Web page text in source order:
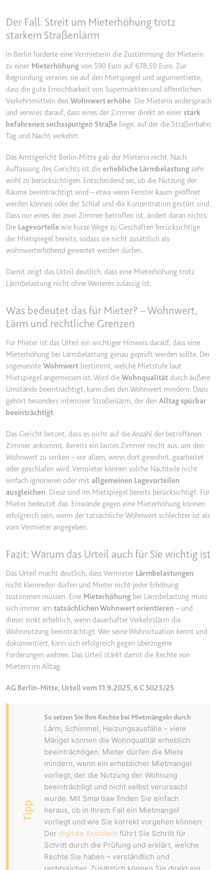
Google Analytics über das Gerät
und das Verhalten des Besuchers
über Geräte und Marketingkanäle
hinweg.
Ablauf:
2 Jahre
Typ:
HTTP-Cookie
Zweck:
Wird verwendet, um Daten zu
Google Analytics über das Gerät
und das Verhalten des Besuchers
zu senden. Erfasst den Besucher
über Geräte und Marketingkanäle
hinweg.
Ablauf:
2 Jahre
Typ:
HTTP-Cookie
_gcl_au
Anbieter:
Zweck:
Wird verwendet, um die Effizienz
der Werbeaktivitäten der Website
zu messen, indem Daten über die
Conversion-Rate der Anzeigen der
Website über mehrere Websites
hinweg gesammelt werden.
Ablauf:
3 Monate
Typ:
HTTP-Cookie
Anbieter:
www.googletagmanager.com
Verfolgt die Konversionsrate
zwischen dem Nutzer und den
Werbebannern auf der Website -
Dies dient der Optimierung der
Relevanz der Werbung auf der
Website.
Ablauf:
__Secure-ROLLOUT_TOKEN
Anbieter:
youtube.com
Zweck:
Wird verwendet, um die
Interaktion der Nutzer mit
eingebetteten Inhalten zu
verfolgen.
Ablauf:
180 Tage
Typ:
Zweck:
Speichert die
Benutzereinstellungen beim Abruf
eines auf anderen Webseiten
integrierten Youtube-Videos
Ablauf:
Sitzung
Typ:
HTTP-Cookie
__Secure-YNID
Anbieter:
youtube.com
Zweck:
Wird verwendet, um die
Interaktion der Nutzer mit
Ablauf:
180 Tage
Typ:
HTTP-Cookie
YSC
Anbieter:
youtube.com
Zweck:
Registriert eine eindeutige ID, um
Statistiken der Videos von
YouTube, die der Benutzer
gesehen hat, zu behalten.
Typ:
HTTP-Cookie
Der Fall: Streit um Mieterhöhung trotz
starkem Straßenlärm
In Berlin forderte eine Vermieterin die Zustimmung der Mieterin
zu einer Mieterhöhung von 590 Euro auf 678,50 Euro. Zur
Begründung verwies sie auf den Mietspiegel und argumentierte,
dass die gute Erreichbarkeit von Supermärkten und öffentlichen
Verkehrsmitteln den Wohnwert erhöhe. Die Mieterin widersprach
und verwies darauf, dass eines der Zimmer direkt an einer stark
befahrenen sechsspurigen Straße liege, auf der die Straßenbahn
Tag und Nacht verkehrt.
Das Amtsgericht Berlin‑Mitte gab der Mieterin recht. Nach
Auffassung des Gerichts ist die erhebliche Lärmbelastung sehr
wohl zu berücksichtigen. Entscheidend sei, ob die Nutzung der
Räume beeinträchtigt wird – etwa wenn Fenster kaum geöffnet
werden können oder der Schlaf und die Konzentration gestört sind.
Dass nur eines der zwei Zimmer betroffen ist, ändert daran nichts.
Die Lagevorteile wie kurze Wege zu Geschäften berücksichtige
der Mietspiegel bereits, sodass sie nicht zusätzlich als
wohnwerterhöhend gewertet werden dürfen.
Damit zeigt das Urteil deutlich, dass eine Mieterhöhung trotz
Lärmbelastung nicht ohne Weiteres zulässig ist.
Was bedeutet das für Mieter? – Wohnwert,
Lärm und rechtliche Grenzen
Für Mieter ist das Urteil ein wichtiger Hinweis darauf, dass eine
Mieterhöhung bei Lärmbelastung genau geprüft werden sollte. Der
sogenannte Wohnwert bestimmt, welche Mietstufe laut
Mietspiegel angemessen ist. Wird die Wohnqualität durch äußere
Umstände beeinträchtigt, kann dies den Wohnwert mindern. Dazu
gehört besonders intensiver Straßenlärm, der den Alltag spürbar
beeinträchtigt.
Das Gericht betont, dass es nicht auf die Anzahl der betroffenen
Zimmer ankommt. Bereits ein lautes Zimmer reicht aus, um den
Wohnwert zu senken – vor allem, wenn dort gewohnt, gearbeitet
oder geschlafen wird. Vermieter können solche Nachteile nicht
einfach ignorieren oder mit allgemeinen Lagevorteilen
ausgleichen. Diese sind im Mietspiegel bereits berücksichtigt. Für
Mieter bedeutet das: Einwände gegen eine Mieterhöhung können
erfolgreich sein, wenn der tatsächliche Wohnwert schlechter ist als
vom Vermieter angegeben.
Fazit: Warum das Urteil auch für Sie wichtig ist
Das Urteil macht deutlich, dass Vermieter Lärmbelastungen
nicht kleinreden dürfen und Mieter nicht jeder Erhöhung
zustimmen müssen. Eine Mieterhöhung bei Lärmbelastung muss
sich immer am tatsächlichen Wohnwert orientieren – und
dieser sinkt erheblich, wenn dauerhafter Verkehrslärm die
Wohnnutzung beeinträchtigt. Wer seine Wohnsituation kennt und
dokumentiert, kann sich erfolgreich gegen überzogene
Forderungen wehren. Das Urteil stärkt damit die Rechte von
Mietern im Alltag.
AG Berlin-Mitte, Urteil vom 11.9.2025, 6 C 5023/25
Tipp
So setzen Sie Ihre Rechte bei Mietmängeln durch
Lärm, Schimmel, Heizungsausfälle – viele
Mängel können die Wohnqualität erheblich
beeinträchtigen. Mieter dürfen die Miete
mindern, wenn ein erheblicher Mietmangel
vorliegt, der die Nutzung der Wohnung
beeinträchtigt und nicht selbst verursacht
wurde. Mit Smartlaw finden Sie einfach
heraus, ob in Ihrem Fall ein Mietmangel
vorliegt und wie Sie korrekt vorgehen können:
Der digitale Assistent führt Sie Schritt für
Schritt durch die Prüfung und erklärt, welche
Rechte Sie haben – verständlich und